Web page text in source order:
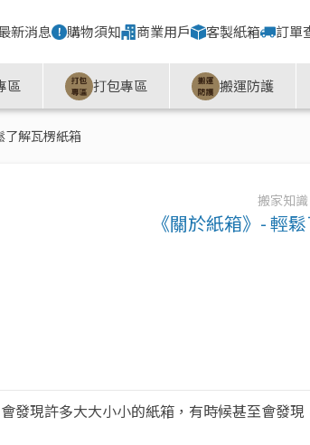
新消息 購物須知 商業用戶 客製紙箱 訂單
區 打包專區 搬運防護
了解瓦楞紙箱
搬家知識
《關於紙箱》- 輕
發現許多大大小小的紙箱，有時候甚至會發